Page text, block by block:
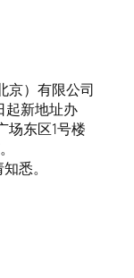
京）有限公司
起新地址办
场东区1号楼
悉。